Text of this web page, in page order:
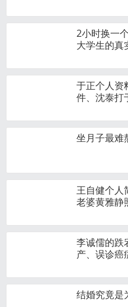
2小时换一
大学生的真
于正个人资
件、沈泰打
坐月子最难
王自健个人
老婆黄雅静
李诚儒的跌
产、误诊癌
结婚究竟是